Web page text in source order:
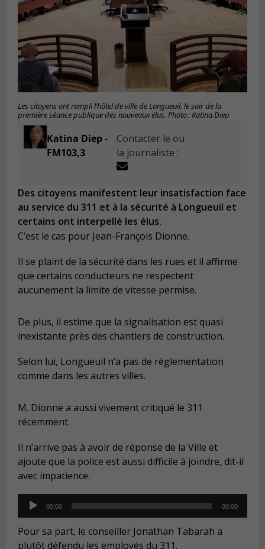
Les citoyens ont rempli l’hôtel de ville de Longueuil, le soir de la
première séance publique des nouveaux élus. Photo : Katina Diep
Katina Diep -
FM103,3
Contacter le ou
la journaliste :
Des citoyens manifestent leur insatisfaction face
au service du 311 et à la sécurité à Longueuil et
certains ont interpellé les élus.
C’est le cas pour Jean-François Dionne.
Il se plaint de la sécurité dans les rues et il affirme
que certains conducteurs ne respectent
aucunement la limite de vitesse permise.
De plus, il estime que la signalisation est quasi
inexistante près des chantiers de construction.
Selon lui, Longueuil n’a pas de règlementation
comme dans les autres villes.
M. Dionne a aussi vivement critiqué le 311
récemment.
Il n’arrive pas à avoir de réponse de la Ville et
ajoute que la police est aussi difficile à joindre, dit-il
avec impatience.
Audio
Player
00:00 00:00
Pour sa part, le conseiller Jonathan Tabarah a
plutôt défendu les employés du 311.